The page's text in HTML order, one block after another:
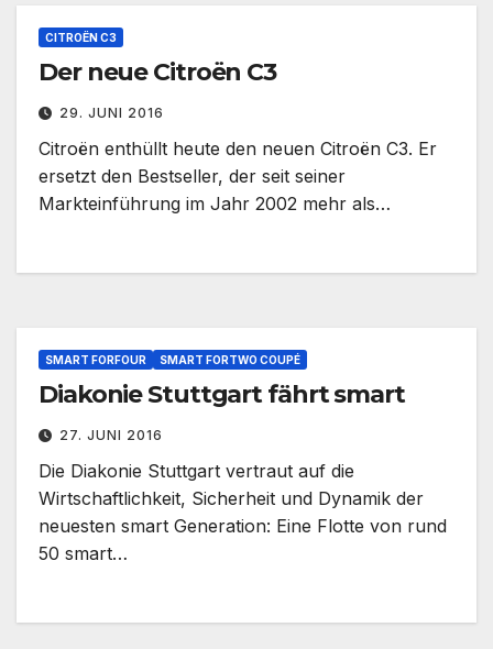
CITROËN C3
Der neue Citroën C3
29. JUNI 2016
Citroën enthüllt heute den neuen Citroën C3. Er
ersetzt den Bestseller, der seit seiner
Markteinführung im Jahr 2002 mehr als…
SMART FORFOUR SMART FORTWO COUPÉ
Diakonie Stuttgart fährt smart
27. JUNI 2016
Die Diakonie Stuttgart vertraut auf die
Wirtschaftlichkeit, Sicherheit und Dynamik der
neuesten smart Generation: Eine Flotte von rund
50 smart…